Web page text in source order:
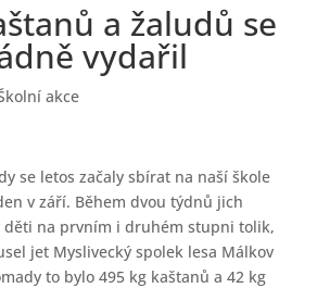
a žaludů se
vydařil
akce
se letos začaly sbírat na naší škole
v září. Během dvou týdnů jich
děti na prvním i druhém stupni tolik,
jet Myslivecký spolek lesa Málkov
to bylo 495 kg kaštanů a 42 kg